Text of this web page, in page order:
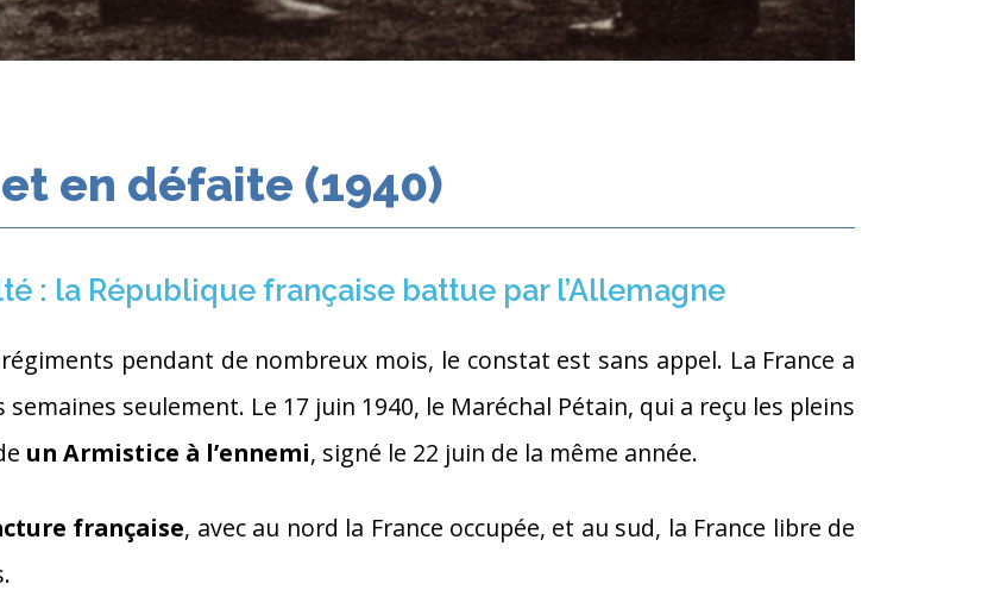
en défaite (1940)
: la République française battue par l’Allemagne
pendant de nombreux mois, le constat est sans appel. La France a
semaines seulement. Le 17 juin 1940, le Maréchal Pétain, qui a reçu les pleins
un Armistice à l’ennemi, signé le 22 juin de la même année.
française, avec au nord la France occupée, et au sud, la France libre de